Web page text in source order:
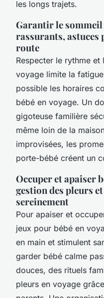
les longs trajets.
Garantir le sommeil
rassurants, astuces
route
Respecter le rythme
voyage limite la
possible les horaires
bébé en voyage. Un
gigoteuse familière
même loin de la
improvisées, les
porte-bébé créent un
Occuper et apaiser
gestion des pleurs
sereinement
Pour apaiser et
jeux pour bébé en
en main et stimulent
garder bébé calme
douces, des rituels
pleurs en voyage